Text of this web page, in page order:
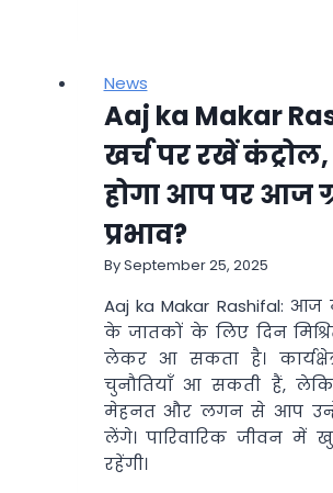
होता
है,
हमारे
जीवन
है
इसका
गहरा
असर
News
Aaj ka Makar
खर्च पर रखें
होगा आप पर आज
प्रभाव?
BySeptember 25, 2025
Aaj ka Makar Rashifal: आज
के जातकों के लिए दिन
लेकर आ सकता है।
चुनौतियाँ आ सकती हैं,
मेहनत और लगन से आप
लेंगे। पारिवारिक जीवन में
रहेंगी।